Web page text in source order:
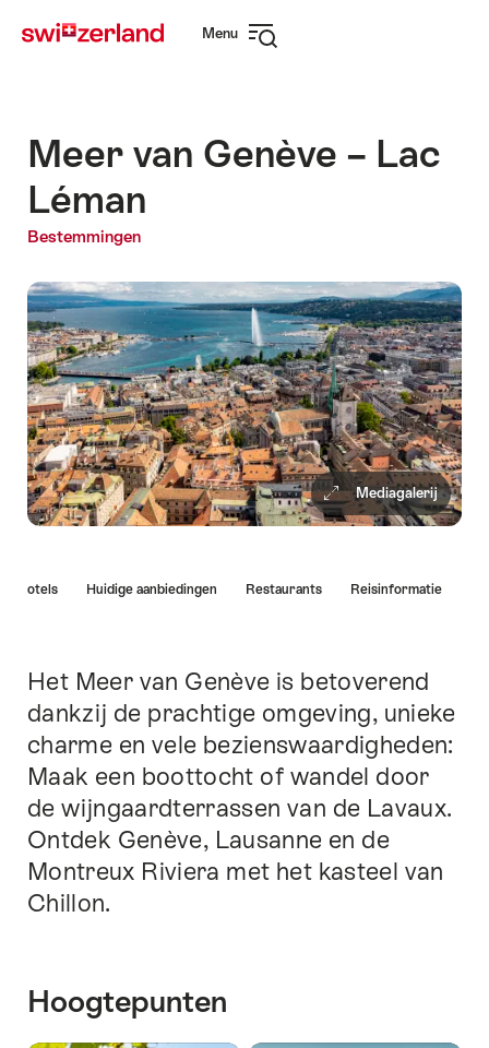
Menu
Meer van Genève – Lac
Léman
Bestemmingen
Mediagalerij
rechtstreeks
naar
de
ankerpunten
deze
pagina.
Hotels Huidige aanbiedingen Restaurants Reisinformatie
Inleiding
Het Meer van Genève is betoverend
dankzij de prachtige omgeving, unieke
charme en vele bezienswaardigheden:
Maak een boottocht of wandel door
de wijngaardterrassen van de Lavaux.
Ontdek Genève, Lausanne en de
Montreux Riviera met het kasteel van
Chillon.
Hoogtepunten